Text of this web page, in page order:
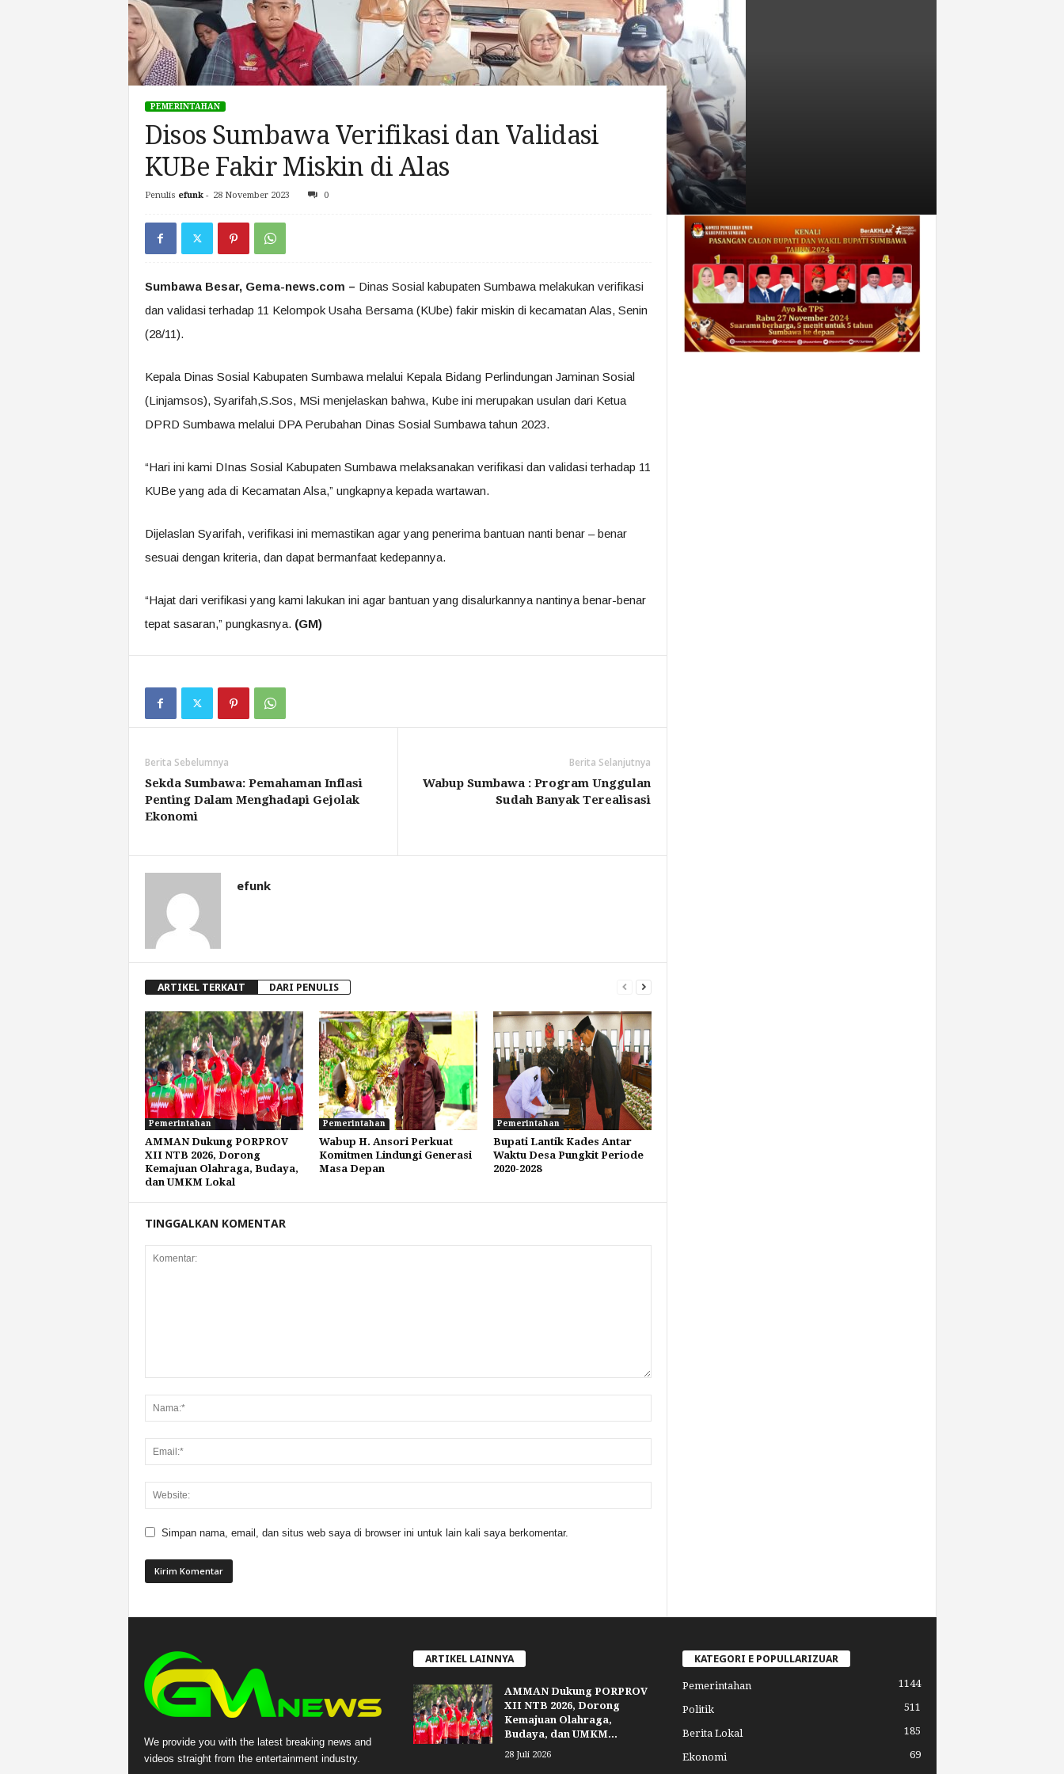
PEMERINTAHAN
Disos Sumbawa Verifikasi dan Validasi
KUBe Fakir Miskin di Alas
Penulis efunk- 28 November 2023 0
Sumbawa Besar, Gema-news.com – Dinas Sosial kabupaten Sumbawa melakukan verifikasi
dan validasi terhadap 11 Kelompok Usaha Bersama (KUbe) fakir miskin di kecamatan Alas, Senin
(28/11).
Kepala Dinas Sosial Kabupaten Sumbawa melalui Kepala Bidang Perlindungan Jaminan Sosial
(Linjamsos), Syarifah,S.Sos, MSi menjelaskan bahwa, Kube ini merupakan usulan dari Ketua
DPRD Sumbawa melalui DPA Perubahan Dinas Sosial Sumbawa tahun 2023.
“Hari ini kami DInas Sosial Kabupaten Sumbawa melaksanakan verifikasi dan validasi terhadap 11
KUBe yang ada di Kecamatan Alsa,” ungkapnya kepada wartawan.
Dijelaslan Syarifah, verifikasi ini memastikan agar yang penerima bantuan nanti benar – benar
sesuai dengan kriteria, dan dapat bermanfaat kedepannya.
“Hajat dari verifikasi yang kami lakukan ini agar bantuan yang disalurkannya nantinya benar-benar
tepat sasaran,” pungkasnya. (GM)
Berita Sebelumnya
Sekda Sumbawa: Pemahaman Inflasi
Penting Dalam Menghadapi Gejolak
Ekonomi
Berita Selanjutnya
Wabup Sumbawa : Program Unggulan
Sudah Banyak Terealisasi
efunk
ARTIKEL TERKAIT DARI PENULIS
Pemerintahan
AMMAN Dukung PORPROV
XII NTB 2026, Dorong
Kemajuan Olahraga, Budaya,
dan UMKM Lokal
Pemerintahan
Wabup H. Ansori Perkuat
Komitmen Lindungi Generasi
Masa Depan
Pemerintahan
Bupati Lantik Kades Antar
Waktu Desa Pungkit Periode
2020-2028
TINGGALKAN KOMENTAR
Simpan nama, email, dan situs web saya di browser ini untuk lain kali saya berkomentar.
We provide you with the latest breaking news and
videos straight from the entertainment industry.
ARTIKEL LAINNYA
AMMAN Dukung PORPROV
XII NTB 2026, Dorong
Kemajuan Olahraga,
Budaya, dan UMKM...
28 Juli 2026
KATEGORI E POPULLARIZUAR
Pemerintahan 1144
Politik 511
Berita Lokal 185
Ekonomi
69